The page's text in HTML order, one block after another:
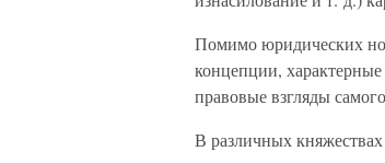
Помимо юридических
концепции, характерные
правовые взгляды
В различных